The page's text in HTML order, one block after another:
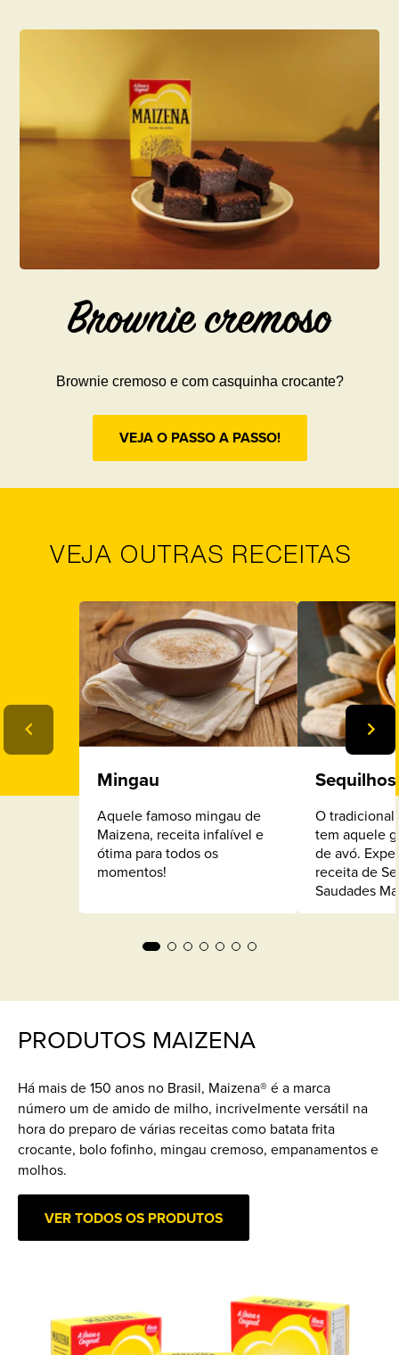
Brownie cremoso
Brownie cremoso e com casquinha crocante?
VEJA O PASSO A PASSO!
VEJA OUTRAS RECEITAS
Mingau
Aquele famoso mingau de
Maizena, receita infalível e
ótima para todos os
momentos!
O
tem aquele
de avó.
receita de
Saudades
biscoito
conversas.
PRODUTOS MAIZENA
Há mais de 150 anos no Brasil, Maizena® é a marca
número um de amido de milho, incrivelmente versátil na
hora do preparo de várias receitas como batata frita
crocante, bolo fofinho, mingau cremoso, empanamentos e
molhos.
VER TODOS OS PRODUTOS